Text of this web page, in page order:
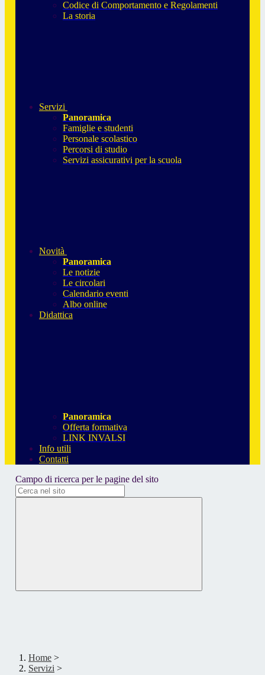
Codice di Comportamento e Regolamenti
La storia
Servizi
Panoramica
Famiglie e studenti
Personale scolastico
Percorsi di studio
Servizi assicurativi per la scuola
Novità
Panoramica
Le notizie
Le circolari
Calendario eventi
Albo online
Didattica
Panoramica
Offerta formativa
LINK INVALSI
Info utili
Contatti
Campo di ricerca per le pagine del sito
Home >
Servizi >